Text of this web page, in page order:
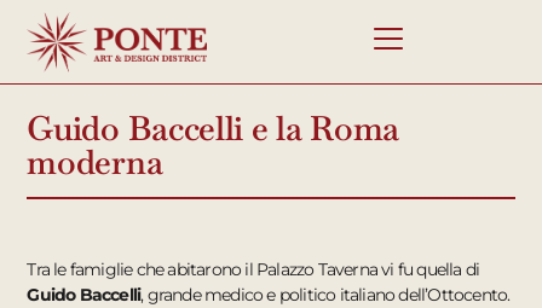
Guido Baccelli e la Roma
moderna
Tra le famiglie che abitarono il Palazzo Taverna vi fu quella di
Guido Baccelli, grande medico e politico italiano dell’Ottocento.